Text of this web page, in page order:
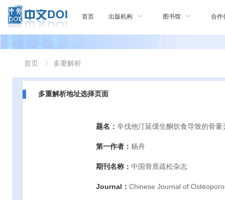
首页 出版机构 图书馆 合作
首页 多重解析
多重解析地址选择页面
题名：辛伐他汀延缓生酮饮食导致的骨量
第一作者：杨舟
期刊名称：中国骨质疏松杂志
Journal：Chinese Journal of